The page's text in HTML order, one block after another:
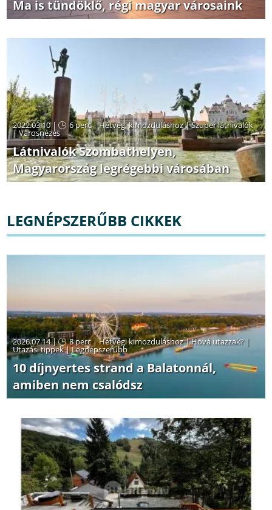
Ma is tündöklő, régi magyar városaink
2022.03.10 | 6 perc|Hétvégi kimozduláshoz|Szuper látnivalók
|Városnézés
Látnivalók Szombathelyen,
Magyarország legrégebbi városában
LEGNÉPSZERŰBB CIKKEK
2026.07.14 | 8 perc|Hétvégi kimozduláshoz|Hová utazzak? |
Utazási tippek|Legnépszerűbb
10 díjnyertes strand a Balatonnál,
amiben nem csalódsz